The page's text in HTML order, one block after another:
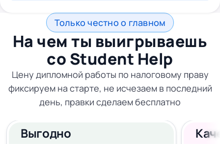
Только честно о главном
На чем ты выигрываешь
со Student Help
Цену дипломной работы по налоговому праву
фиксируем на старте, не исчезаем в последний
день, правки сделаем бесплатно
Выгодно